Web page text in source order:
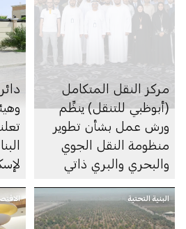
مركز النقل المتكامل
(أبوظبي للتنقل) ينظِّم
ورش عمل بشأن تطوير
منظومة النقل الجوي
والبحري والبري ذاتي
البنية التحتية